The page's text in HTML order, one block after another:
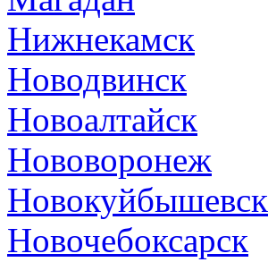
Нижнекамск
Новодвинск
Новоалтайск
Нововоронеж
Новокуйбышевск
Новочебоксарск